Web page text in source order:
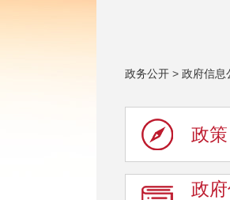
政务公开 > 政府信息
政策
政